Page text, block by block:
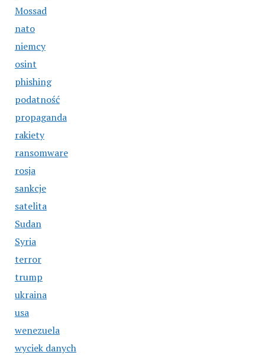
Mossad
nato
niemcy
osint
phishing
podatność
propaganda
rakiety
ransomware
rosja
sankcje
satelita
Sudan
Syria
terror
trump
ukraina
usa
wenezuela
wyciek danych